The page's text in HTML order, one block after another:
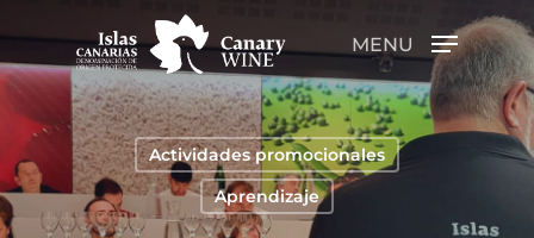
Hit enter to search or ESC to close
MENU
Actividades promocionales
Aprendizaje